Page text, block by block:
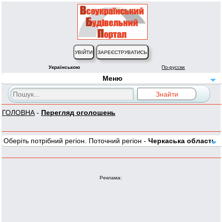
Українською По-русски
Меню
ГОЛОВНА - Перегляд оголошень
Оберіть потрібний регіон. Поточний регіон - Черкаська область
Реклама: